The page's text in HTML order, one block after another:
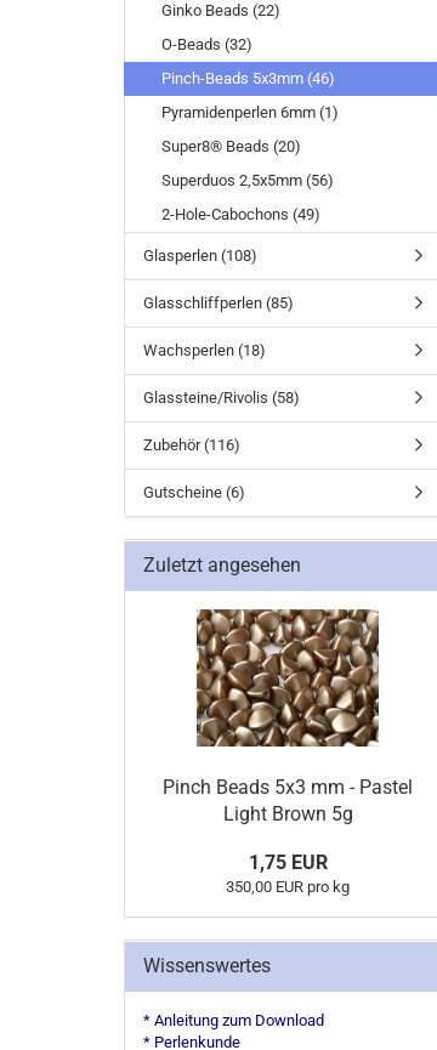
Ginko Beads (22)
O-Beads (32)
Pinch-Beads 5x3mm (46)
Pyramidenperlen 6mm (1)
Super8® Beads (20)
Superduos 2,5x5mm (56)
2-Hole-Cabochons (49)
Glasperlen (108)
Glasschliffperlen (85)
Wachsperlen (18)
Glassteine/Rivolis (58)
Zubehör (116)
Gutscheine (6)
Zuletzt angesehen
Pinch Beads 5x3 mm - Pastel
Light Brown 5g
1,75 EUR
350,00 EUR pro kg
Wissenswertes
* Anleitung zum Download
* Perlenkunde